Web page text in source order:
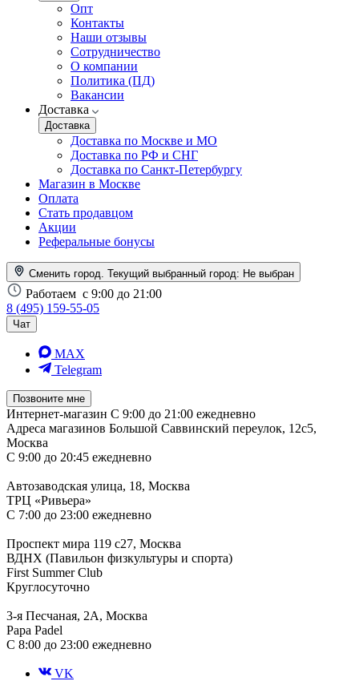
Опт
Контакты
Наши отзывы
Сотрудничество
О компании
Политика (ПД)
Вакансии
Доставка
Доставка
Доставка по Москве и МО
Доставка по РФ и СНГ
Доставка по Санкт-Петербургу
Магазин в Москве
Оплата
Стать продавцом
Акции
Реферальные бонусы
Сменить город. Текущий выбранный город: Не выбран
Работаем с 9:00 до 21:00
8 (495) 159-55-05
Чат
MAX
Telegram
Позвоните мне
Интернет-магазин С 9:00 до 21:00 ежедневно
Адреса магазинов Большой Саввинский переулок, 12с5,
Москва
С 9:00 до 20:45 ежедневно
Автозаводская улица, 18, Москва
ТРЦ «Ривьера»
С 7:00 до 23:00 ежедневно
Проспект мира 119 с27, Москва
ВДНХ (Павильон физкультуры и спорта)
First Summer Club
Круглосуточно
3-я Песчаная, 2А, Москва
Papa Padel
С 8:00 до 23:00 ежедневно
VK